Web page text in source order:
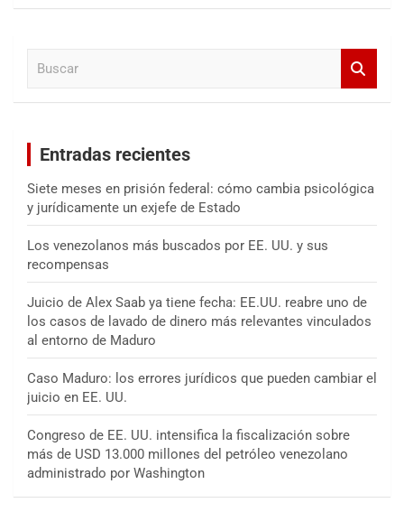
Entradas recientes
Siete meses en prisión federal: cómo cambia psicológica
y jurídicamente un exjefe de Estado
Los venezolanos más buscados por EE. UU. y sus
recompensas
Juicio de Alex Saab ya tiene fecha: EE.UU. reabre uno de
los casos de lavado de dinero más relevantes vinculados
al entorno de Maduro
Caso Maduro: los errores jurídicos que pueden cambiar el
juicio en EE. UU.
Congreso de EE. UU. intensifica la fiscalización sobre
más de USD 13.000 millones del petróleo venezolano
administrado por Washington